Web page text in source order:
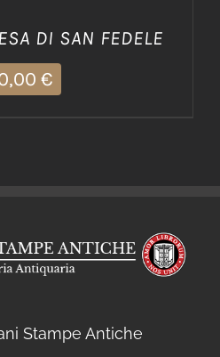
DI SAN FEDELE
€
Stampe Antiche